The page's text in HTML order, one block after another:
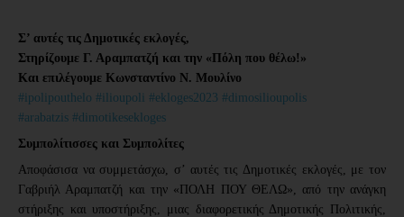
Σ’ αυτές τις Δημοτικές εκλογές,
Στηρίζουμε Γ. Αραμπατζή και την «Πόλη που θέλω!»
Και επιλέγουμε Κωνσταντίνο Ν. Μουλίνο
#ipolipouthelo #ilioupoli #ekloges2023 #dimosilioupolis
#arabatzis #dimotikesekloges
Συμπολίτισσες και Συμπολίτες
Αποφάσισα να συμμετάσχω, σ’ αυτές τις Δημοτικές εκλογές, με τον
Γαβριήλ Αραμπατζή και την «ΠΟΛΗ ΠΟΥ ΘΕΛΩ», από την ανάγκη
στήριξης και υποστήριξης, μιας διαφορετικής Δημοτικής Πολιτικής,